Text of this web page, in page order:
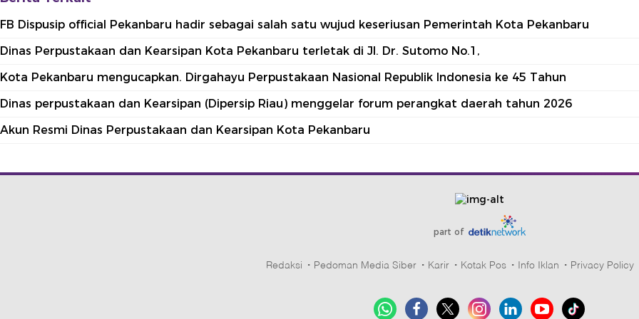
FB Dispusip official Pekanbaru hadir sebagai salah satu wujud keseriusan Pemerintah Kota Pekanbaru
Dinas Perpustakaan dan Kearsipan Kota Pekanbaru terletak di Jl. Dr. Sutomo No.1,
Kota Pekanbaru mengucapkan. Dirgahayu Perpustakaan Nasional Republik Indonesia ke 45 Tahun
Dinas perpustakaan dan Kearsipan (Dipersip Riau) menggelar forum perangkat daerah tahun 2026
Akun Resmi Dinas Perpustakaan dan Kearsipan Kota Pekanbaru
part of
Redaksi Pedoman Media Siber Karir Kotak Pos Info Iklan Privacy Policy